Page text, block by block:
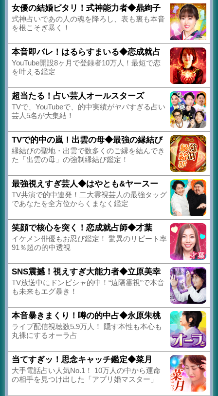
女優の結婚ピタリ！式神能力者◆鼎絢子
式神占いであの人の魂を降ろし、表も裏も本音
を根こそぎ暴く！
本音即バレ！はるらすまいる◆恋成就占
YouTube開設8ヶ月で登録者10万人！最短で恋
を叶える鑑定
超当たる！占い芸人オールスターズ
TVで、YouTubeで、的中実績がヤバすぎる占い
芸人5名が大集結！
TVで的中の嵐！出雲の母◆最強の縁結び
縁結びの聖地・出雲で数多くのご縁を結んでき
た「出雲の母」の強制縁結び鑑定！
最強視えすぎ芸人◆はやとも&ヤースー
TV共演で的中連発！二大霊視芸人の最強タッグ
であなたを全方位からくまなく鑑定
笑顔で核心を突く！恋成就占師◆才葉
イケメン俳優もお忍び鑑定！ 驚異のリピート率
91％超の的中透視
SNS震撼！視えすぎ大能力者◆立原美幸
TV放送中にドンピシャ的中！“遠隔霊視”で本音
も未来もエグ暴き！
本音暴きまくり！噂の的中占◆永原朱桃
ライブ配信視聴数5.9万人！ 隠す本性も本心も
丸裸にするオーラ占
当てすぎッ！思念キャッチ鑑定◆菜月
大手電話占い人気No.1！ 10万人の中から運命
の相手を見つけ出した「アプリ婚マスター」